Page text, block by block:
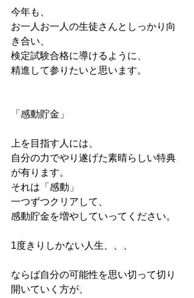
今年も、
お一人お一人の生徒さんとしっかり向
き合い、
検定試験合格に導けるように、
精進して参りたいと思います。
「感動貯金」
上を目指す人には、
自分の力でやり遂げた素晴らしい特典
が有ります。
それは「感動」
一つずつクリアして、
感動貯金を増やしていってください。
1度きりしかない人生、、、
ならば自分の可能性を思い切って切り
開いていく方が、